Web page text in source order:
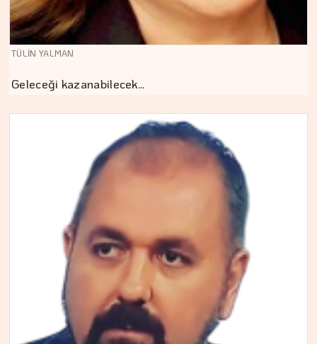
TÜLİN YALMAN
Geleceği kazanabilecek…